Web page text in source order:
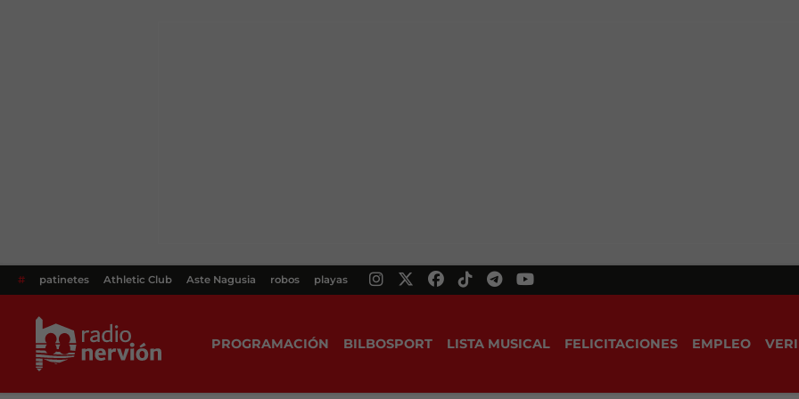
# patinetes Athletic Club Aste Nagusia robos playas
PROGRAMACIÓN BILBOSPORT LISTA MUSICAL FELICITACIONES EMPLEO